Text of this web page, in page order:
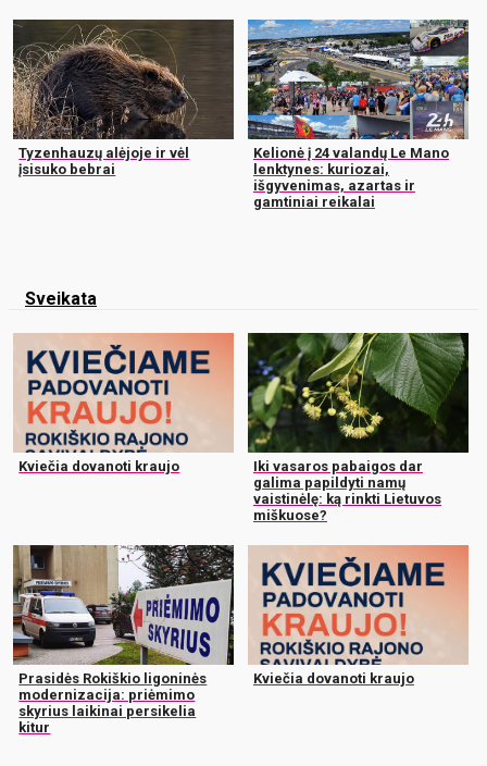
Tyzenhauzų alėjoje ir vėl
įsisuko bebrai
Kelionė į 24 valandų Le Mano
lenktynes: kuriozai,
išgyvenimas, azartas ir
gamtiniai reikalai
Sveikata
Kviečia dovanoti kraujo
Iki vasaros pabaigos dar
galima papildyti namų
vaistinėlę: ką rinkti Lietuvos
miškuose?
Prasidės Rokiškio ligoninės
modernizacija: priėmimo
skyrius laikinai persikelia
kitur
Kviečia dovanoti kraujo